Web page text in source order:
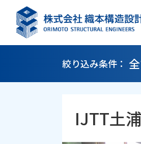
絞り込み条件：
IJTT土